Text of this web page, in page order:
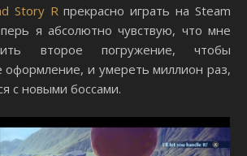
Story R прекрасно играть на Steam
я абсолютно чувствую, что мне
второе погружение, чтобы
оформление, и умереть миллион раз,
с новыми боссами.